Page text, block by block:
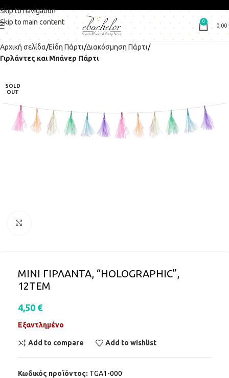
Skip to navigation
Skip to main content
0
0,00
Αρχική σελίδα Είδη Πάρτι Διακόσμηση Πάρτι
Γιρλάντες και Μπάνερ Πάρτι
SOLD
OUT
ΜΙΝΙ ΓΙΡΛΑΝΤΑ, “HOLOGRAPHIC”,
12ΤΕΜ
4,50 €
Εξαντλημένο
Add to compare Add to wishlist
Κωδικός προϊόντος: TGA1-000